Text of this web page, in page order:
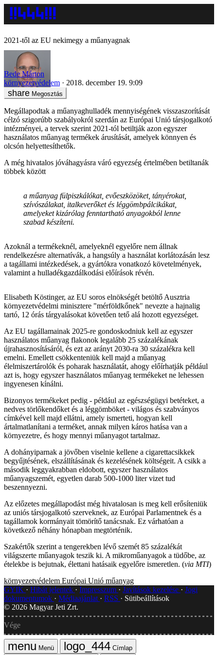
2021-től az EU nekimegy a műanyagnak
Bede Márton
környezetvédelem
2018. december 19. 9:09
Megosztás
Megállapodtak a műanyaghulladék mennyiségének visszaszorítását
célzó szigorúbb szabályokról szerdán az Európai Unió társjogalkotó
intézményei, a tervek szerint 2021-tól betiltják azon egyszer
használatos műanyag termékek árusítását, amelyek könnyen és
olcsón helyettesíthetők.
A még hivatalos jóváhagyásra váró egyezség értelmében betiltanák
többek között
a műanyag fülpiszkálókat, evőeszközöket, tányérokat,
szívószálakat, italkeverőket és léggömbpálcikákat,
amelyeket kizárólag fenntartható anyagokból lenne
szabad készíteni.
Azoknál a termékeknél, amelyeknél egyelőre nem állnak
rendelkezésre alternatívák, a hangsúly a használat korlátozásán lesz
a tagállami intézkedések, a gyártókra vonatkozó követelmények,
valamint a hulladékgazdálkodási előírások révén.
Elisabeth Köstinger, az EU soros elnökségét betöltő Ausztria
környezetvédelmi minisztere "mérföldkőnek" nevezte a hajnalig
tartó, 12 órás tárgyalásokat követően tető alá hozott egyezséget.
Az EU tagállamainak 2025-re gondoskodniuk kell az egyszer
használatos műanyag flakonok legalább 25 százalékának
újrahasznosításáról, és ezt az arányt 2030-ra 30 százalékra kell
emelni. Emellett csökkenteniük kell majd a műanyag
élelmiszertárolók és poharak használatát, ahogy előírhatják például
azt is, hogy egyszer használatos műanyag termékeket ne lehessen
ingyenesen kínálni.
Bizonyos termékeket pedig - például az egészségügyi betéteket, a
nedves törlőkendőket és a léggömböket - világos és szabványos
címkével kell majd ellátni, amely ismerteti, hogyan kell
ártalmatlanítani a terméket, annak milyen káros hatása van a
környezetre, és hogy mennyi műanyagot tartalmaz.
A dohányiparnak a jövőben viselnie kellene a cigarettacsikkek
begyűjtésének, elszállításának és kezelésének költségeit. A csikk a
második leggyakrabban eldobott, egyszer használatos
műanyagszemét, egyetlen darab 500-1000 liter vizet tud
beszennyezni.
Az előzetes megállapodást még hivatalosan is meg kell erősíteniük
az uniós társjogalkotó szerveknek, az Európai Parlamentnek és a
tagállamok kormányait tömörítő tanácsnak. Ez várhatóan a
következő néhány hónapban megtörténik.
Szakértők szerint a tengerekben lévő szemét 85 százalékát
világszerte műanyagok teszik ki. A mikroműanyagok a tüdőbe, az
ételekbe is bejutnak, élettani hatásaik egyelőre ismeretlen. (via MTI)
környezetvédelem Európai Unió műanyag
GYIK
Hibát jelentek Impresszum Javítások kezelése
Jogi
dokumentumok
Médiaajánlat RSS
Sütibeállítások
© 2026 Magyar Jeti Zrt.
Vége
Menü Címlap